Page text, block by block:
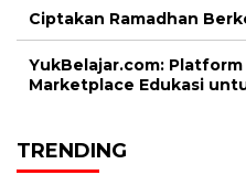
Ciptakan Ramadhan
YukBelajar.com:
Marketplace Edukasi
TRENDING